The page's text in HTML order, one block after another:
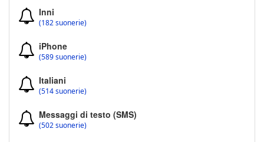
Inni
(182 suonerie)
iPhone
(589 suonerie)
Italiani
(514 suonerie)
Messaggi di testo (SMS)
(502 suonerie)